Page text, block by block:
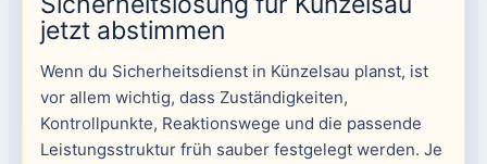
jetzt abstimmen
Wenn du Sicherheitsdienst in Künzelsau planst, ist
vor allem wichtig, dass Zuständigkeiten,
Kontrollpunkte, Reaktionswege und die passende
Leistungsstruktur früh sauber festgelegt werden. Je